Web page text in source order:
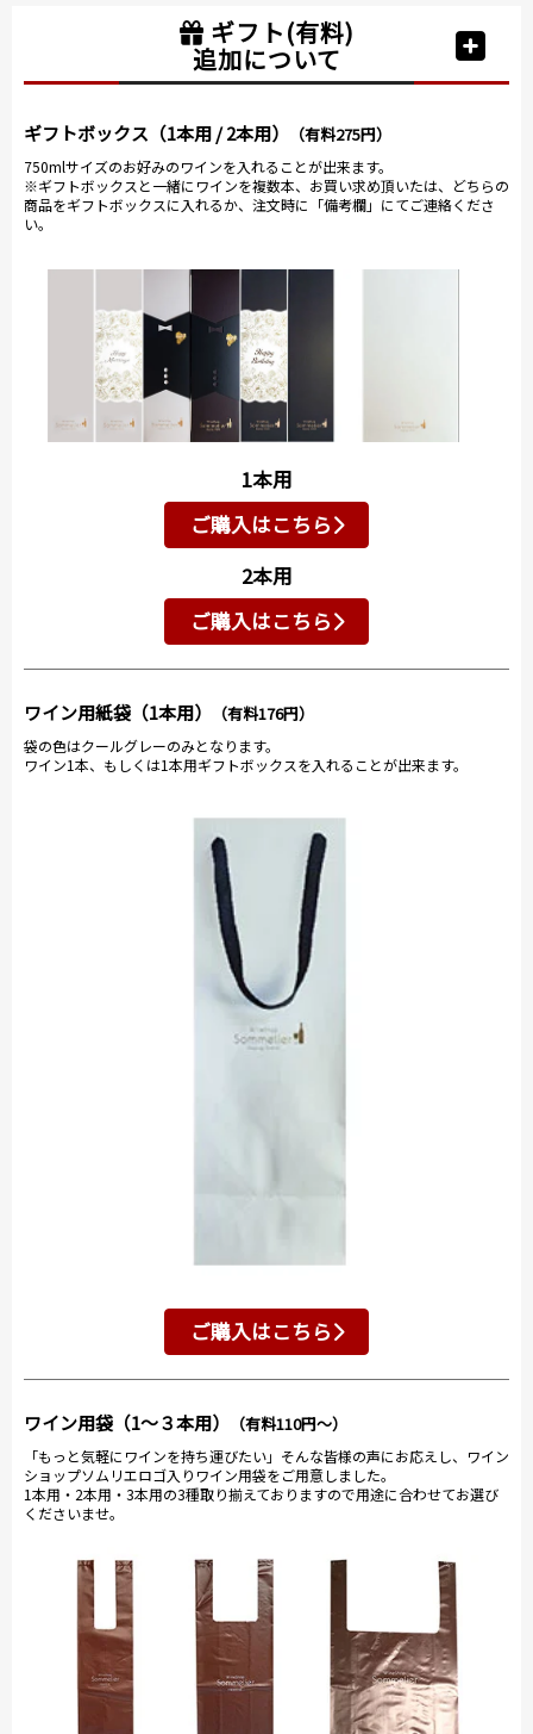
ギフト(有料)
追加について
ギフトボックス（1本用 / 2本用） （有料275円）
750mlサイズのお好みのワインを入れることが出来ます。
※ギフトボックスと一緒にワインを複数本、お買い求め頂いたは、どちらの
商品をギフトボックスに入れるか、注文時に「備考欄」にてご連絡くださ
い。
1本用
ご購入はこちら
2本用
ご購入はこちら
ワイン用紙袋（1本用） （有料176円）
袋の色はクールグレーのみとなります。
ワイン1本、もしくは1本用ギフトボックスを入れることが出来ます。
ご購入はこちら
ワイン用袋（1～３本用） （有料110円～）
「もっと気軽にワインを持ち運びたい」そんな皆様の声にお応えし、ワイン
ショップソムリエロゴ入りワイン用袋をご用意しました。
1本用・2本用・3本用の3種取り揃えておりますので用途に合わせてお選び
くださいませ。